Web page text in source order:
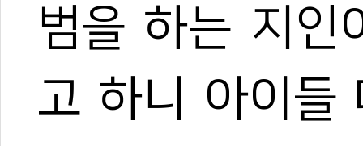
범을 하는 지인
고 하니 아이들